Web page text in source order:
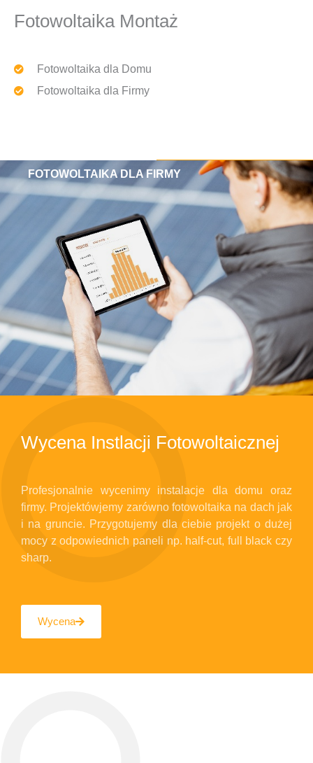
Fotowoltaika Montaż
Fotowoltaika dla Domu
Fotowoltaika dla Firmy
Wycena Instlacji Fotowoltaicznej
Profesjonalnie wycenimy instalacje dla domu oraz
firmy. Projektówjemy zarówno fotowoltaika na dach jak
i na gruncie. Przygotujemy dla ciebie projekt o dużej
mocy z odpowiednich paneli np. half-cut, full black czy
sharp.
Wycena
FOTOWOLTAIKA DLA FIRMY